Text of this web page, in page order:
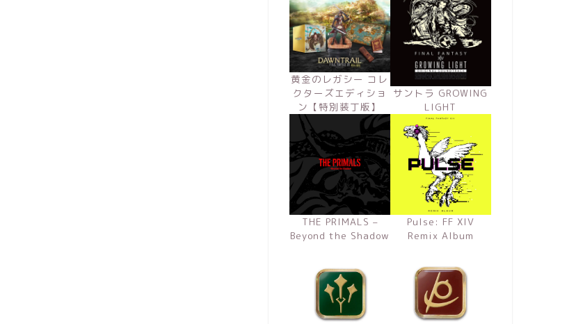
黄金のレガシー コレ
クターズエディショ
ン【特別装丁版】
サントラ GROWING
LIGHT
THE PRIMALS –
Beyond the Shadow
Pulse: FF XIV
Remix Album